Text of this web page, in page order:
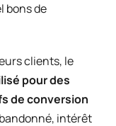
bons de
clients, le
pour des
de conversion
intérêt